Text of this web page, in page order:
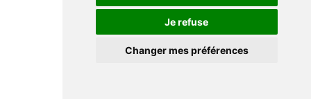
Je refuse
Changer mes préférences